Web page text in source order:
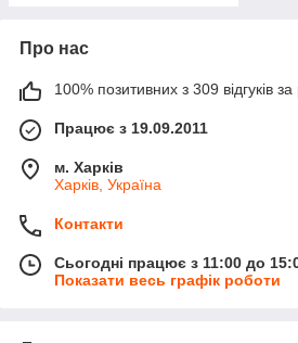
Про нас
100% позитивних з 309 відгуків за
Працює з 19.09.2011
м. Харків
Харків, Україна
Контакти
Сьогодні працює з 11:00 до
Показати весь графік роботи